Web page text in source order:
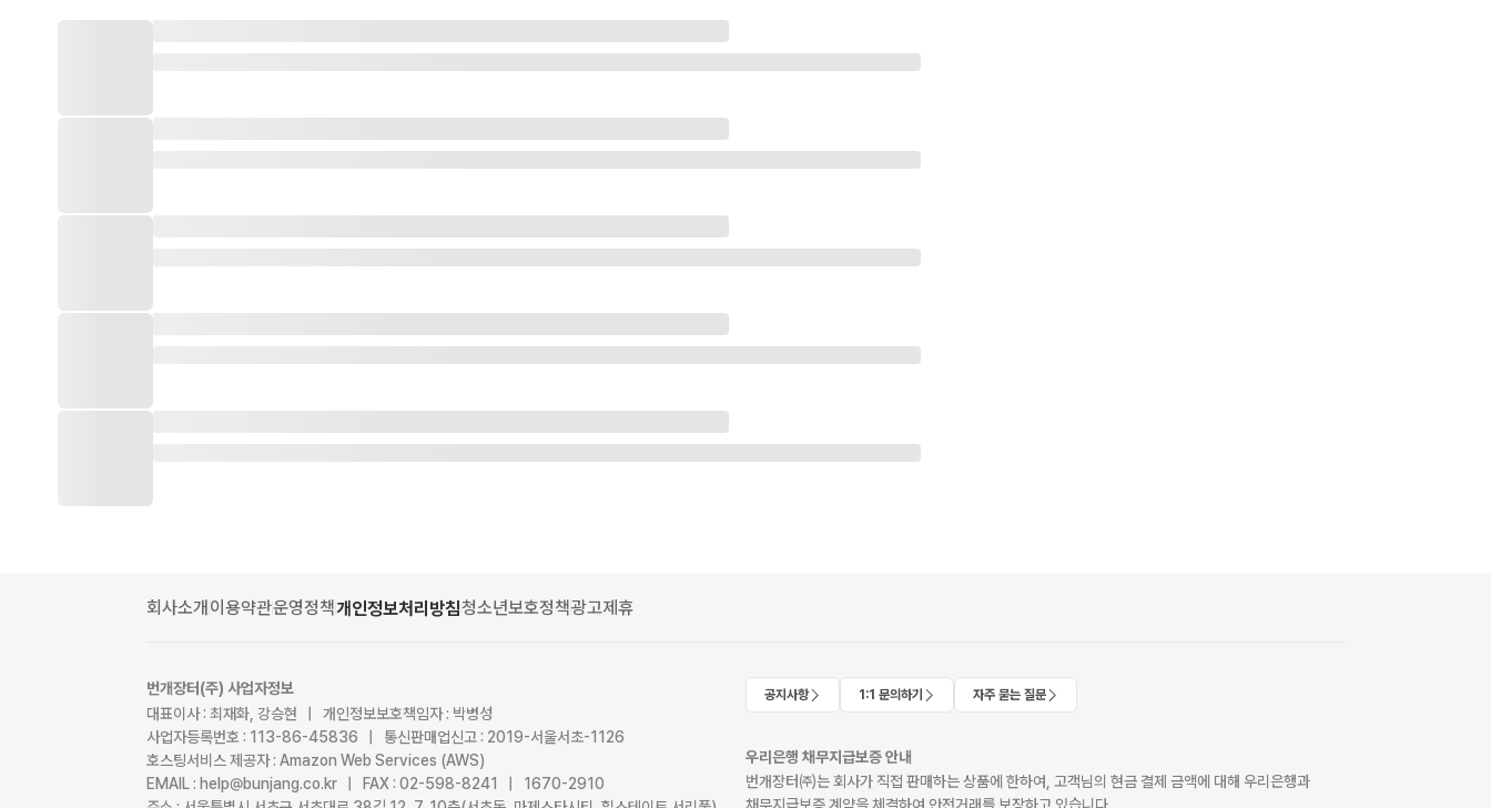
회사소개 이용약관운영정책개인정보처리방침청소년보호정책광고제휴
번개장터(주) 사업자정보
대표이사 : 최재화, 강승현 | 개인정보보호책임자 : 박병성
사업자등록번호 : 113-86-45836 | 통신판매업신고 : 2019-서울서초-1126
호스팅서비스 제공자 : Amazon Web Services (AWS)
EMAIL : help@bunjang.co.kr | FAX : 02-598-8241 | 1670-2910
공지사항 1:1 문의하기 자주 묻는 질문
우리은행 채무지급보증 안내
번개장터㈜는 회사가 직접 판매하는 상품에 한하여, 고객님의 현금 결제 금액에 대해 우리은행과